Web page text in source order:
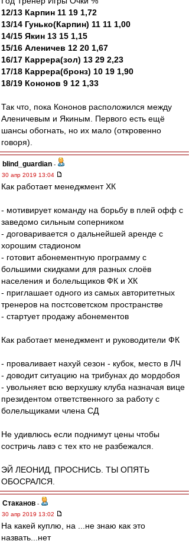
12/13 Карпин 11 19 1,72
13/14 Гунько(Карпин) 11 11 1,00
14/15 Якин 13 15 1,15
15/16 Аленичев 12 20 1,67
16/17 Каррера(зол) 13 29 2,23
17/18 Каррера(бронз) 10 19 1,90
18/19 Кононов 9 12 1,33
Так что, пока Кононов расположился между
Аленичевым и Якиным. Первого есть ещё
шансы обогнать, но их мало (откровенно
говоря).
blind_guardian -
30 апр 2019 13:04
Как работает менеджмент ХК
- мотивирует команду на борьбу в плей офф с
заведомо сильным соперником
- договаривается о дальнейшей аренде с
хорошим стадионом
- готовит абонементную программу с
большими скидками для разных слоёв
населения и болельщиков ФК и ХК
- приглашает одного из самых авторитетных
тренеров на постсоветском пространстве
- стартует продажу абонементов
Как работает менеджмент и руководители ФК
- проваливает нахуй сезон - кубок, место в ЛЧ
- доводит ситуацию на трибунах до мордобоя
- увольняет всю верхушку клуба назначая вице
президентом ответственного за работу с
болельщиками члена СД
Не удивлюсь если поднимут цены чтобы
состричь лавэ с тех кто не разбежался.
ЭЙ ЛЕОНИД, ПРОСНИСЬ. ТЫ ОПЯТЬ
ОБОСРАЛСЯ.
Cтаканов -
30 апр 2019 13:02
На какей куплю, на ...не знаю как это
назвать...нет